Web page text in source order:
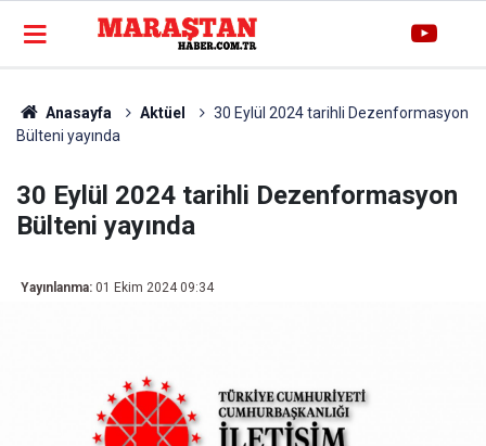
Anasayfa Aktüel
30 Eylül 2024 tarihli Dezenformasyon
Bülteni yayında
30 Eylül 2024 tarihli Dezenformasyon
Bülteni yayında
Yayınlanma: 01 Ekim 2024 09:34